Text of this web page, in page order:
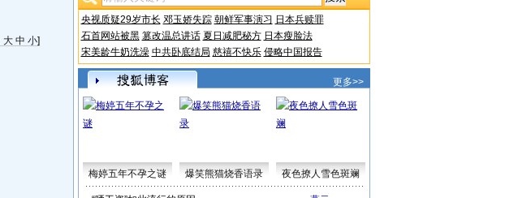
大 中 小]
央视质疑29岁市长 邓玉娇失踪 朝鲜军事演习 日本兵赎罪
石首网站被黑 篡改温总讲话 夏日减肥秘方 日本瘦脸法
宋美龄牛奶洗澡 中共卧底结局 慈禧不快乐 侵略中国报告
更多>>
梅婷五年不孕之谜 爆笑熊猫烧香语录 夜色撩人雪色斑斓